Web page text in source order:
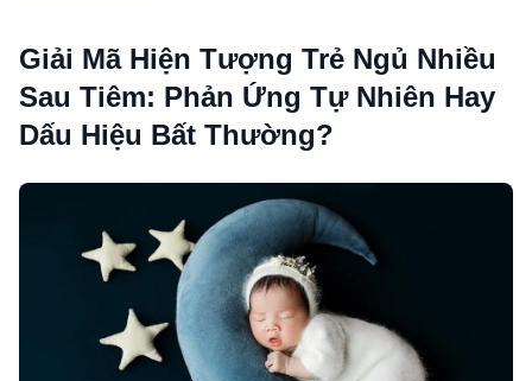
Giải Mã Hiện Tượng Trẻ Ngủ Nhiều
Sau Tiêm: Phản Ứng Tự Nhiên Hay
Dấu Hiệu Bất Thường?